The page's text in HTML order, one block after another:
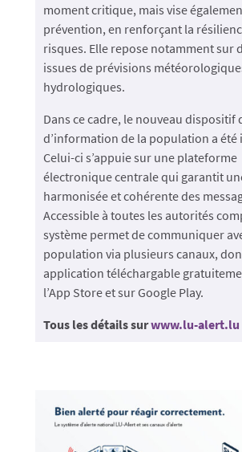
moment critique, mais vise
prévention, en renforçant la
risques. Elle repose notamment sur
issues de prévisions
hydrologiques.
Dans ce cadre, le nouveau dispositif
d’information de la population a été
Celui-ci s’appuie sur une plateforme
électronique centrale qui garantit
harmonisée et cohérente des
Accessible à toutes les autorités
système permet de communiquer
population via plusieurs canaux,
application téléchargable
l’App Store et sur Google Play.
Tous les détails surwww.lu-alert.lu